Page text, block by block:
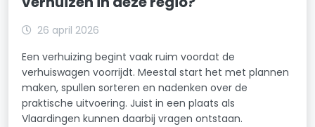
26 april 2026
Een verhuizing begint vaak ruim voordat de
verhuiswagen voorrijdt. Meestal start het met plannen
maken, spullen sorteren en nadenken over de
praktische uitvoering. Juist in een plaats als
Vlaardingen kunnen daarbij vragen ontstaan.